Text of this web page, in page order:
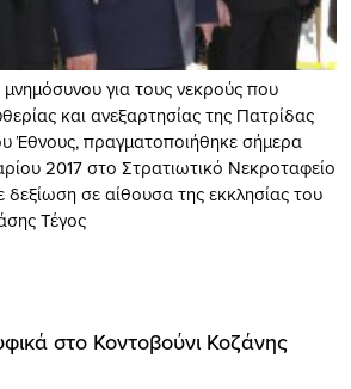
μνημόσυνου για τους νεκρούς που
και ανεξαρτησίας της Πατρίδας
Έθνους, πραγματοποιήθηκε σήμερα
2017 στο Στρατιωτικό Νεκροταφείο
σε αίθουσα της εκκλησίας του
Τέγος
στο Κοντοβούνι Κοζάνης